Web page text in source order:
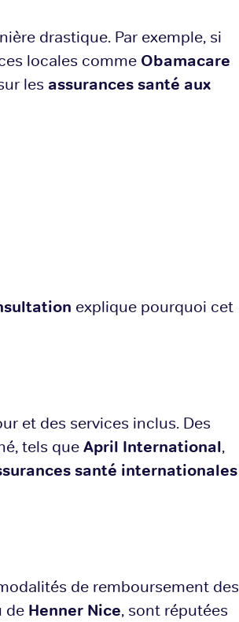
drastique. Par exemple, si
locales comme Obamacare
les assurances santé aux
explique pourquoi cet
et des services inclus. Des
tels que April International,
santé internationales
de remboursement des
de Henner Nice, sont réputées